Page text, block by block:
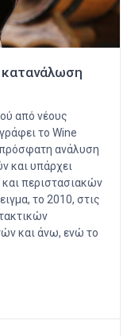
κατανάλωση
από νέους
το Wine
ανάλυση
και υπάρχει
περιστασιακών
το 2010, στις
και άνω, ενώ το